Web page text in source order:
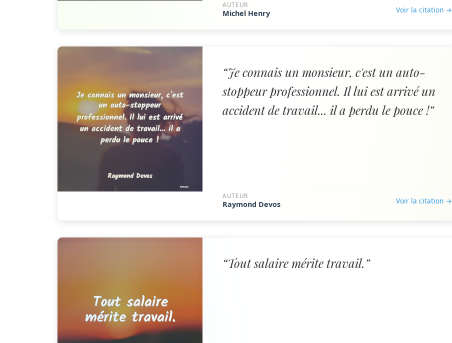
AUTEUR
Michel Henry Voir la citation →
“Je connais un monsieur, c'est un auto-
stoppeur professionnel. Il lui est arrivé un
accident de travail... il a perdu le pouce !”
AUTEUR
Raymond Devos Voir la citation →
“Tout salaire mérite travail.”